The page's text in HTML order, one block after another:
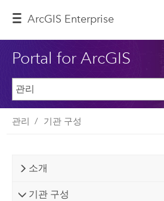
ArcGIS Enterprise
Portal for ArcGIS
관리 기관 구성
소개
기관 구성